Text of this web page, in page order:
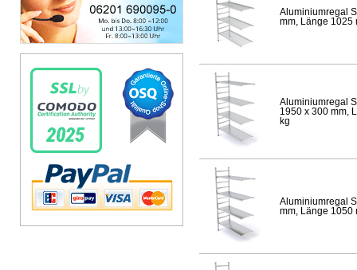
Aluminiumregal
mm, Länge 1025
Aluminiumregal
1950 x 300 mm,
kg
Aluminiumregal
mm, Länge 1050